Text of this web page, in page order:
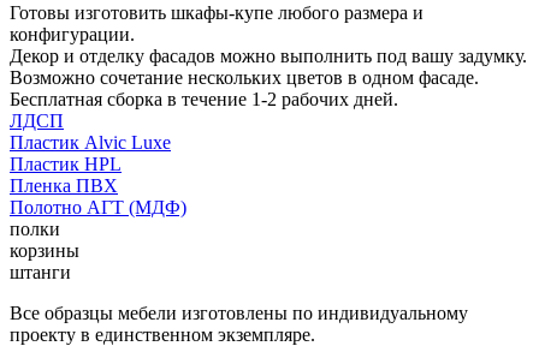
Готовы изготовить шкафы-купе любого размера и
конфигурации.
Декор и отделку фасадов можно выполнить под вашу задумку.
Возможно сочетание нескольких цветов в одном фасаде.
Бесплатная сборка в течение 1-2 рабочих дней.
ЛДСП
Пластик Alvic Luxe
Пластик HPL
Пленка ПВХ
Полотно АГТ (МДФ)
полки
корзины
штанги
Все образцы мебели изготовлены по индивидуальному
проекту в единственном экземпляре.